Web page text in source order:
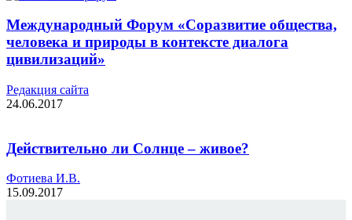
Международный Форум «Соразвитие общества,
человека и природы в контексте диалога
цивилизаций»
Редакция cайта
24.06.2017
Действительно ли Солнце – живое?
Фотиева И.В.
15.09.2017